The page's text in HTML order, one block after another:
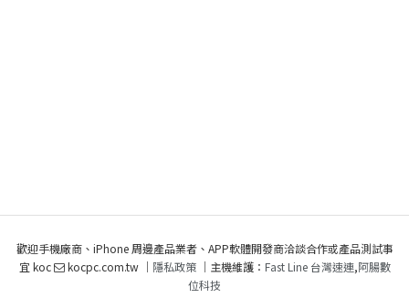
歡迎手機廠商、iPhone 周邊產品業者、APP軟體開發商洽談合作或產品測試事
宜 koc
kocpc.com.tw ｜ 隱私政策｜主機維護： Fast Line 台灣速連,阿腸數
位科技